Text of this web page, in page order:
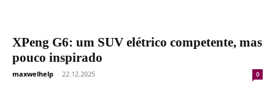
XPeng G6: um SUV elétrico competente, mas
pouco inspirado
maxwelhelp - 22.12.2025 0